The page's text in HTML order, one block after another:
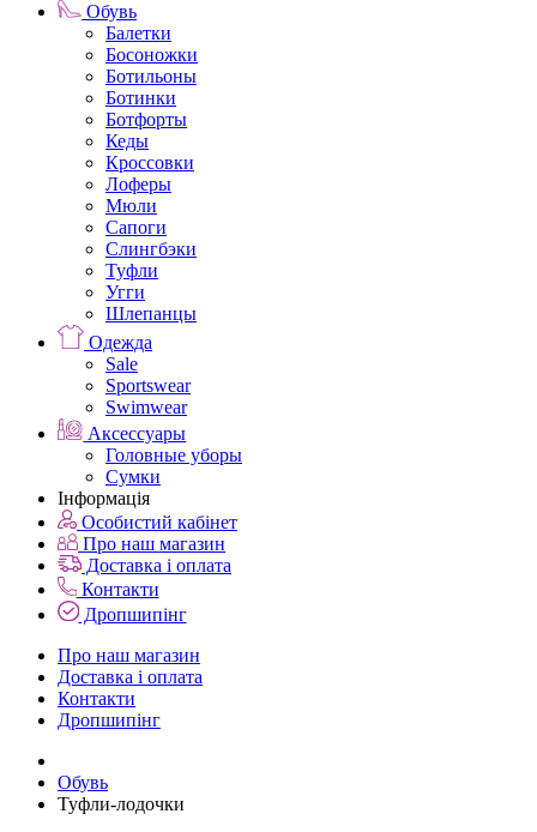
Обувь
Балетки
Босоножки
Ботильоны
Ботинки
Ботфорты
Кеды
Кроссовки
Лоферы
Мюли
Сапоги
Слингбэки
Туфли
Угги
Шлепанцы
Одежда
Sale
Sportswear
Swimwear
Аксессуары
Головные уборы
Сумки
Інформація
Особистий кабінет
Про наш магазин
Доставка і оплата
Контакти
Дропшипінг
Про наш магазин
Доставка і оплата
Контакти
Дропшипінг
Обувь
Туфли-лодочки